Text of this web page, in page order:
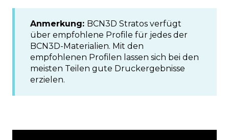
Anmerkung: BCN3D Stratos verfügt
über empfohlene Profile für jedes der
BCN3D-Materialien. Mit den
empfohlenen Profilen lassen sich bei den
meisten Teilen gute Druckergebnisse
erzielen.